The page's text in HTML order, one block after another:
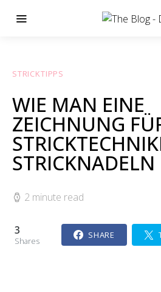
STRICKTIPPS
WIE MAN EINE
ZEICHNUNG
STRICKNADELN
2 minute read
3
Shares
SHARE